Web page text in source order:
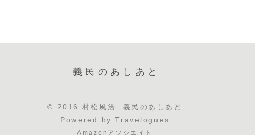
義民のあしあと
© 2016 村松風洽. 義民のあしあと
Powered byTravelogues
Amazonアソシエイト